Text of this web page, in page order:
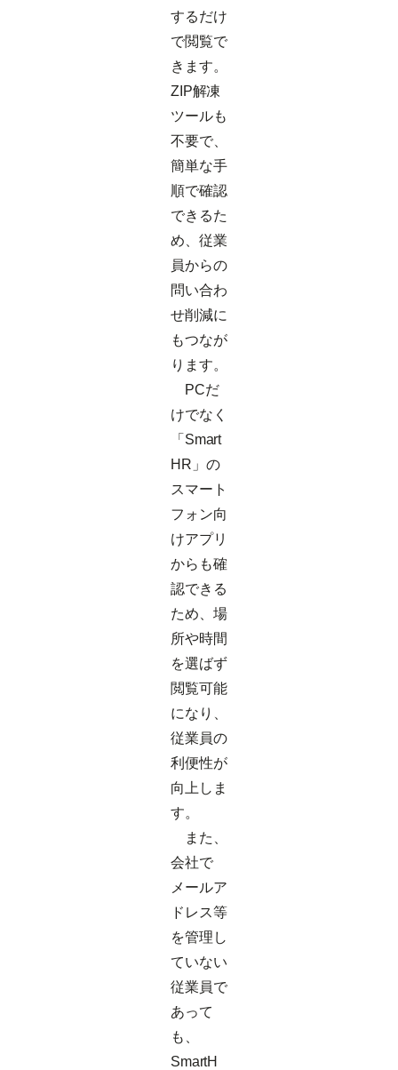
するだけ
で閲覧で
きます。
ZIP解凍
ツールも
不要で、
簡単な手
順で確認
できるた
め、従業
員からの
問い合わ
せ削減に
もつなが
ります。
PCだ
けでなく
「Smart
HR」の
スマート
フォン向
けアプリ
からも確
認できる
ため、場
所や時間
を選ばず
閲覧可能
になり、
従業員の
利便性が
向上しま
す。
また、
会社で
メールア
ドレス等
を管理し
ていない
従業員で
あって
も、
SmartH